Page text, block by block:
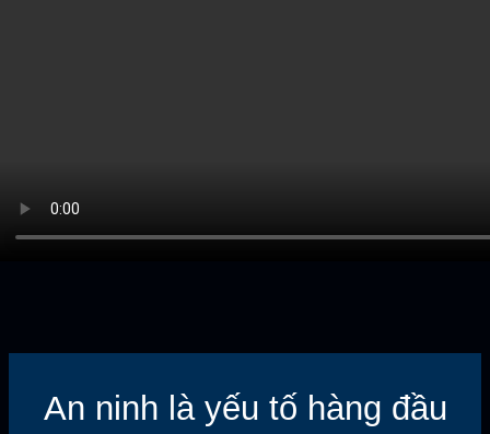
An ninh là yếu tố hàng đầu